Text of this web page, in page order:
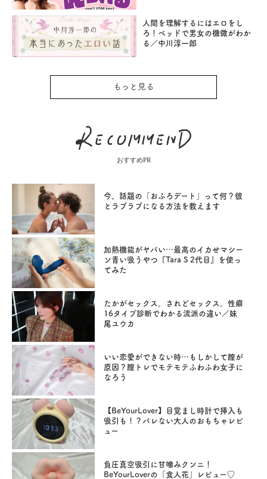
人間を理解するにはエロをし
ろ！ベッドで男女の機微がわか
る／中川淳一郎
もっと見る
おすすめPR
今、話題の「おふろデート」って何？彼
とラブラブになる方法を教えます
加熱機能がヤバい…最高のイカせマシー
ン青い吸うやつ『Tara S 2代目』を使っ
てみた
たかがセックス。されどセックス。性癖
16タイプ診断でわかる流派の違い／妹
尾ユウカ
いい恋愛ができない時…もしかして膣が
原因？膣トレでモテモテふわふわ女子に
なろう
【BeYourLover】目覚まし時計で挿入も
吸引も！？バレない大人のおもちゃレビ
ュー
負圧真空吸引に甘噛みクンニ！
BeYourLoverの「食人花」レビュー♡